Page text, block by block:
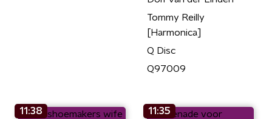
Tommy Reilly
[Harmonica]
Q Disc
Q97009
11:38 11:35